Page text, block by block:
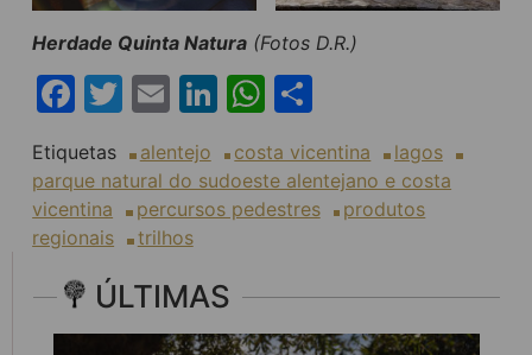
Herdade Quinta Natura (Fotos D.R.)
Facebook
Twitter
EmailLinkedIn
WhatsApp
Etiquetas alentejo costa vicentina
lagos
parque natural do sudoeste alentejano e costa
vicentina
percursos pedestres
produtos
regionais
trilhos
ÚLTIMAS